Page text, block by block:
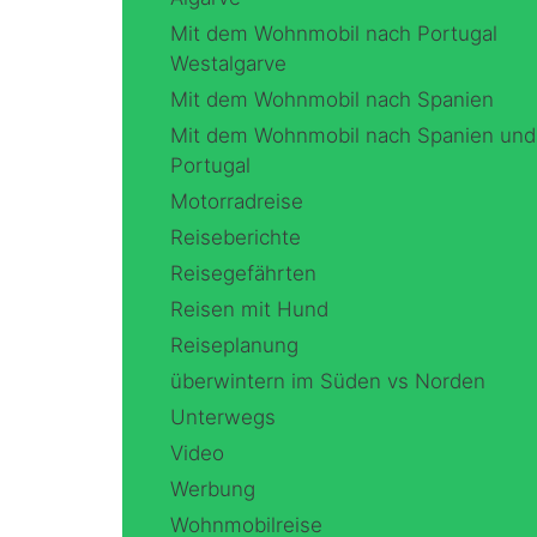
Mit dem Wohnmobil nach Portugal
Westalgarve
Mit dem Wohnmobil nach Spanien
Mit dem Wohnmobil nach Spanien und
Portugal
Motorradreise
Reiseberichte
Reisegefährten
Reisen mit Hund
Reiseplanung
überwintern im Süden vs Norden
Unterwegs
Video
Werbung
Wohnmobilreise